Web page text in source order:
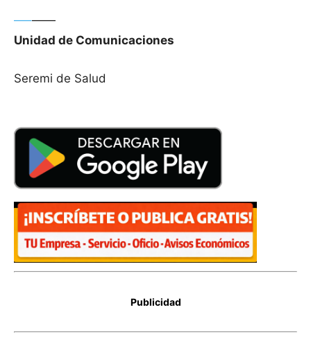
—–——
Unidad de Comunicaciones
Seremi de Salud
Publicidad